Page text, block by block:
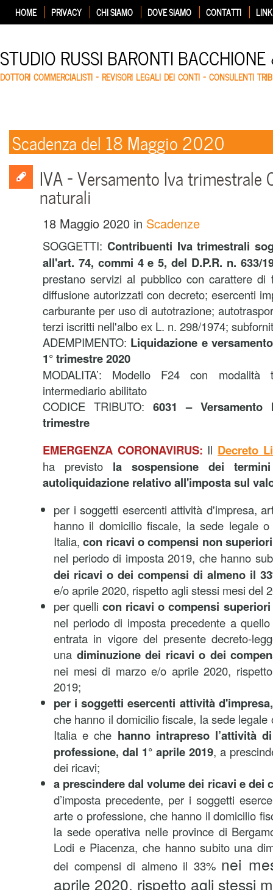
HOME PRIVACY CHI SIAMO DOVE SIAMO CONTATTI LINK
STUDIO RUSSI BARONTI
DOTTORI COMMERCIALISTI – REVISORI LEGALI DEI CONTI – CONSULENTI
Scadenza del 18 Maggio 2020
IVA – Versamento Iva trimestrale
naturali
18 Maggio 2020 in Scadenze
SOGGETTI: Contribuenti Iva trimestrali
all'art. 74, commi 4 e 5, del D.P.R. n. 633/
prestano servizi al pubblico con carattere di
diffusione autorizzati con decreto; esercenti
carburante per uso di autotrazione;
terzi iscritti nell'albo ex L. n. 298/1974;
ADEMPIMENTO: Liquidazione e
1° trimestre 2020
MODALITA’: Modello F24 con modalità
intermediario abilitato
CODICE TRIBUTO: 6031 –
trimestre
EMERGENZA CORONAVIRUS: Il Decreto
ha previsto la sospensione dei
autoliquidazione relativo all'imposta sul
per i soggetti esercenti attività d'impresa,
hanno il domicilio fiscale, la sede legale
Italia,con ricavi o compensi non
nel periodo di imposta 2019, che hanno
dei ricavi o dei compensi di almeno il
e/o aprile 2020, rispetto agli stessi mesi del
per quellicon ricavi o compensi
nel periodo di imposta precedente a
entrata in vigore del presente decreto-
una diminuzione dei ricavi o dei
nei mesi di marzo e/o aprile 2020,
2019;
per i soggetti esercenti attività
che hanno il domicilio fiscale, la sede
Italia e che hanno intrapreso l’attività
professione, dal 1° aprile 2019, a
dei ricavi;
a prescindere dal volume dei ricavi e dei
d’imposta precedente, per i soggetti
arte o professione, che hanno il domicilio
la sede operativa nelle province di
Lodi e Piacenza, che hanno subito una
dei compensi di almeno il 33% nei
aprile 2020, rispetto agli stessi